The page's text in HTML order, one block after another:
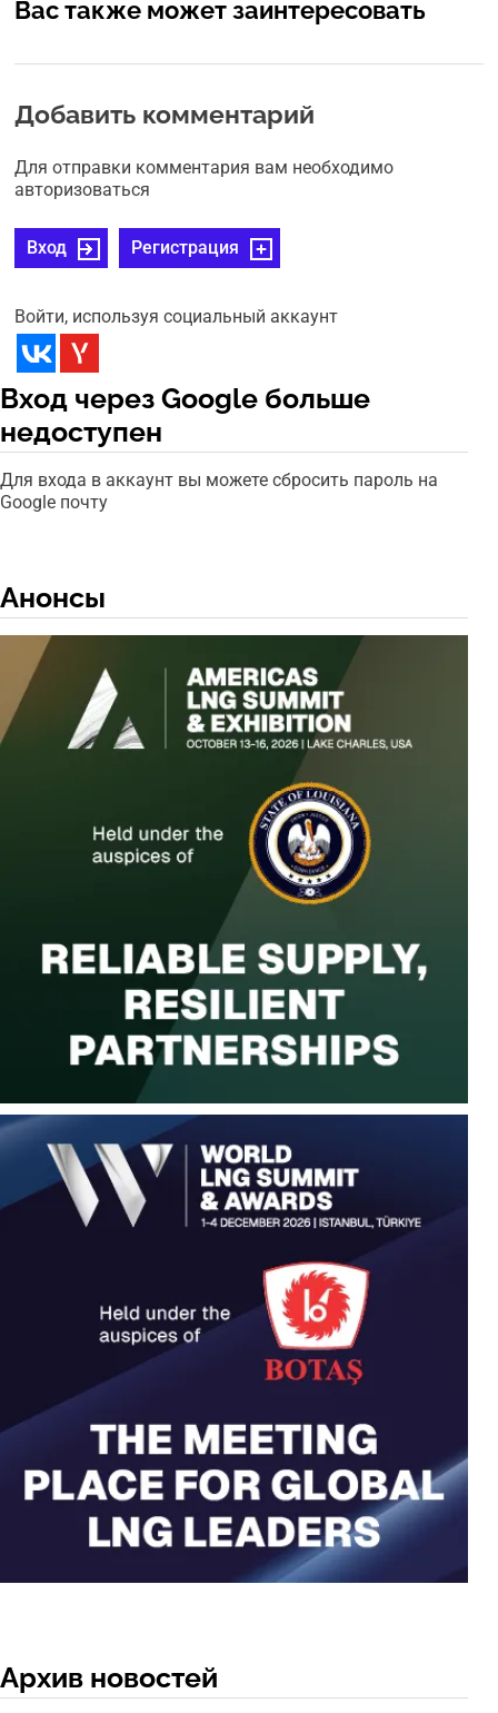
Вас также может заинтересовать
Добавить комментарий
Для отправки комментария вам необходимо
авторизоваться
Вход Регистрация
Войти, используя социальный аккаунт
Вход через Google больше
недоступен
Для входа в аккаунт вы можете сбросить пароль на
Google почту
Анонсы
Архив новостей